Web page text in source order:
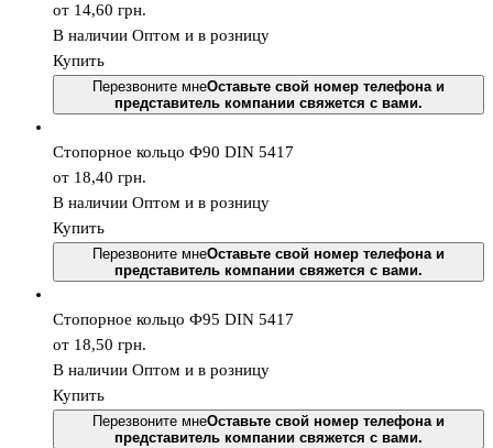
от 14,60 грн.
В наличии Оптом и в розницу
Купить
Перезвоните мнеОставьте свой номер телефона и
представитель компании свяжется с вами.
Стопорное кольцо Ф90 DIN 5417
от 18,40 грн.
В наличии Оптом и в розницу
Купить
Перезвоните мнеОставьте свой номер телефона и
представитель компании свяжется с вами.
Стопорное кольцо Ф95 DIN 5417
от 18,50 грн.
В наличии Оптом и в розницу
Купить
Перезвоните мнеОставьте свой номер телефона и
представитель компании свяжется с вами.